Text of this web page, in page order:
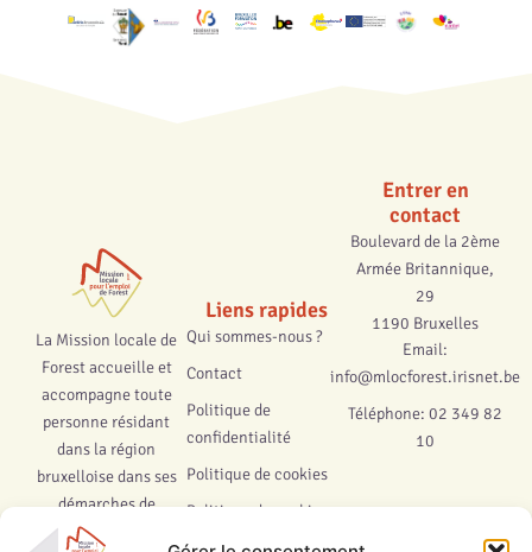
La Mission locale de
Forest accueille et
accompagne toute
personne résidant
dans la région
bruxelloise dans ses
démarches de
recherche d’emploi
Liens rapides
Qui sommes-nous ?
Contact
Politique de
confidentialité
Politique de cookies
Politique de cookies
Entrer en
contact
Boulevard de la 2ème
Armée Britannique,
29
1190 Bruxelles
Email:
info@mlocforest.irisnet.be
Téléphone: 02 349 82
10